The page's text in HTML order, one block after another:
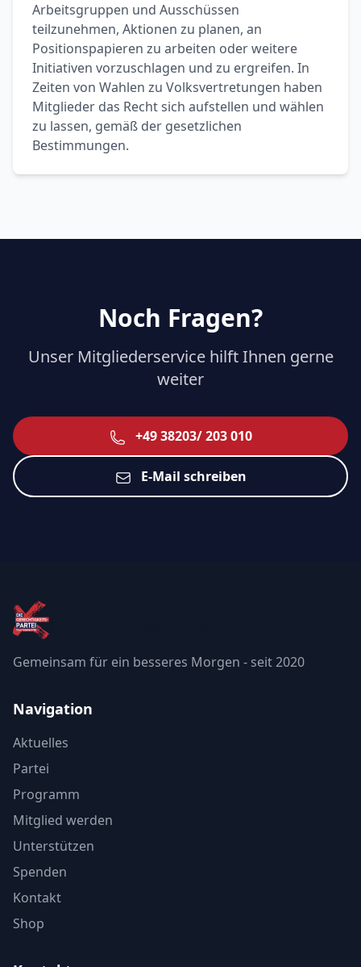
Arbeitsgruppen und Ausschüssen
teilzunehmen, Aktionen zu planen, an
Positionspapieren zu arbeiten oder weitere
Initiativen vorzuschlagen und zu ergreifen. In
Zeiten von Wahlen zu Volksvertretungen haben
Mitglieder das Recht sich aufstellen und wählen
zu lassen, gemäß der gesetzlichen
Bestimmungen.
Noch Fragen?
Unser Mitgliederservice hilft Ihnen gerne
weiter
+49 38203/ 203 010
E-Mail schreiben
Gemeinsam für ein besseres Morgen - seit 2020
Navigation
Aktuelles
Partei
Programm
Mitglied werden
Unterstützen
Spenden
Kontakt
Shop